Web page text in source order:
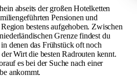
abseits der großen Hotelketten
Pensionen und
bestens aufgehoben. Zwischen
Grenze findest du
denen das Frühstück oft noch
Wirt die besten Radrouten kennt.
es bei der Suche nach einer
ankommt.